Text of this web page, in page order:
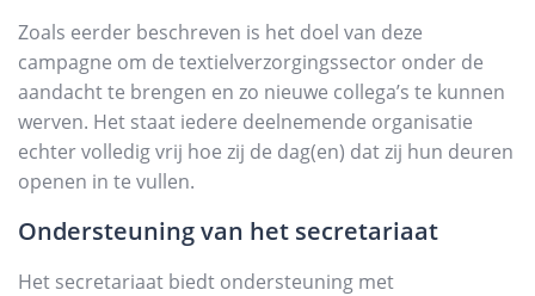
Zoals eerder beschreven is het doel van deze
campagne om de textielverzorgingssector onder de
aandacht te brengen en zo nieuwe collega’s te kunnen
werven. Het staat iedere deelnemende organisatie
echter volledig vrij hoe zij de dag(en) dat zij hun deuren
openen in te vullen.
Ondersteuning van het secretariaat
Het secretariaat biedt ondersteuning met